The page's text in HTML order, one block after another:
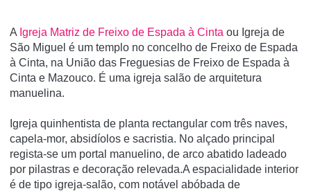
A Igreja Matriz de Freixo de Espada à Cinta ou Igreja de
São Miguel é um templo no concelho de Freixo de Espada
à Cinta, na União das Freguesias de Freixo de Espada à
Cinta e Mazouco. É uma igreja salão de arquitetura
manuelina.
Igreja quinhentista de planta rectangular com três naves,
capela-mor, absidíolos e sacristia. No alçado principal
regista-se um portal manuelino, de arco abatido ladeado
por pilastras e decoração relevada.A espacialidade interior
é de tipo igreja-salão, com notável abóbada de